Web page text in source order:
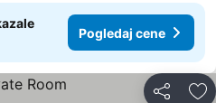
Pogledaj cene
Deli